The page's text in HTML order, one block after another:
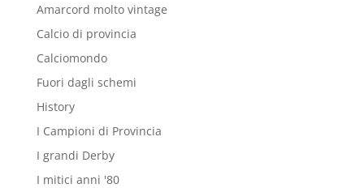
Amarcord molto vintage
Calcio di provincia
Calciomondo
Fuori dagli schemi
History
I Campioni di Provincia
I grandi Derby
I mitici anni '80